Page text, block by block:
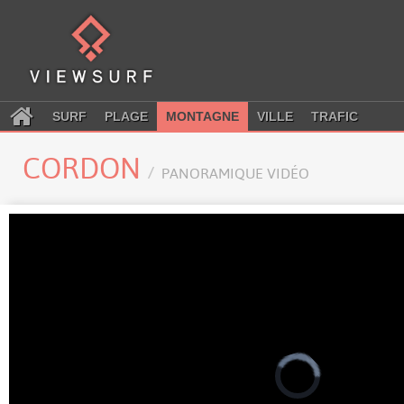
SURF PLAGE MONTAGNE VILLE TRAFIC
CORDON PANORAMIQUE VIDÉO